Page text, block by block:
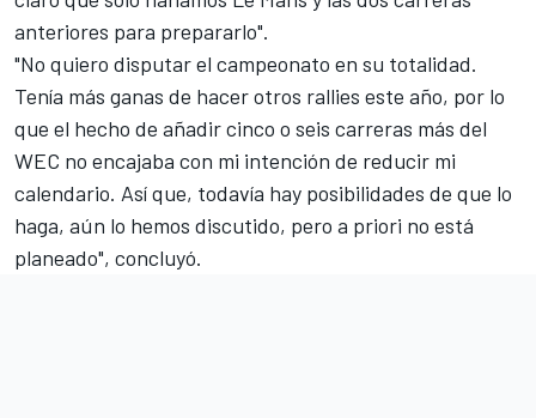
anteriores para prepararlo".
"No quiero disputar el campeonato en su totalidad.
Tenía más ganas de hacer otros rallies este año, por lo
que el hecho de añadir cinco o seis carreras más del
WEC no encajaba con mi intención de reducir mi
calendario. Así que, todavía hay posibilidades de que lo
haga, aún lo hemos discutido, pero a priori no está
planeado", concluyó.